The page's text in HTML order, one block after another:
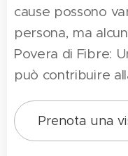
cause possono
persona, ma
Povera di Fibre:
può contribuire
Prenota una